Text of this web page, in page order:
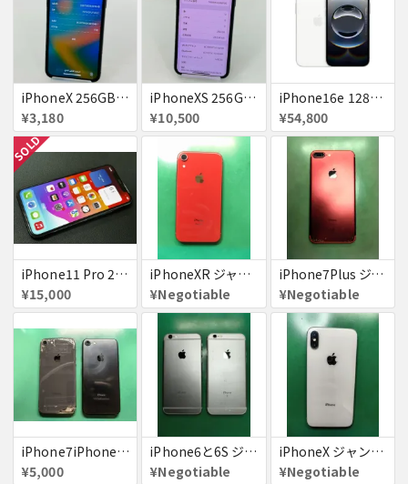
iPhoneX 256GB 赤ロム au ジャンク スペースグレイ A1902 送料無料
¥3,180
iPhoneXS 256GB 赤ロム 超美品 SoftBank ジャンク スペースグレイ MTE02J/A 送料無料
¥10,500
iPhone16e 128GB ホワイト 送料無料
¥54,800
SOLD
iPhone11 Pro 256GB ジャンク品
¥15,000
iPhoneXR ジャンク品
¥Negotiable
iPhone7Plus ジャンク品
¥Negotiable
iPhone7iPhone8ジャンク
¥5,000
iPhone6と6S ジャンク品
¥Negotiable
iPhoneX ジャンク品
¥Negotiable